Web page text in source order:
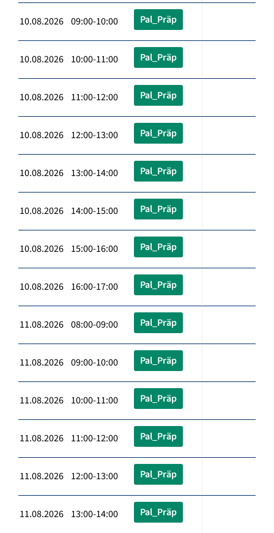
10.08.2026 09:00-10:00 Pal_Präp
10.08.2026 10:00-11:00 Pal_Präp
10.08.2026 11:00-12:00 Pal_Präp
10.08.2026 12:00-13:00 Pal_Präp
10.08.2026 13:00-14:00 Pal_Präp
10.08.2026 14:00-15:00 Pal_Präp
10.08.2026 15:00-16:00 Pal_Präp
10.08.2026 16:00-17:00 Pal_Präp
11.08.2026 08:00-09:00 Pal_Präp
11.08.2026 09:00-10:00 Pal_Präp
11.08.2026 10:00-11:00 Pal_Präp
11.08.2026 11:00-12:00 Pal_Präp
11.08.2026 12:00-13:00 Pal_Präp
11.08.2026 13:00-14:00 Pal_Präp